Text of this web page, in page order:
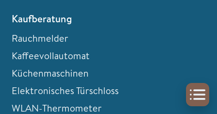
Kaufberatung
Rauchmelder
Kaffeevollautomat
Küchenmaschinen
Elektronisches Türschloss
WLAN-Thermometer